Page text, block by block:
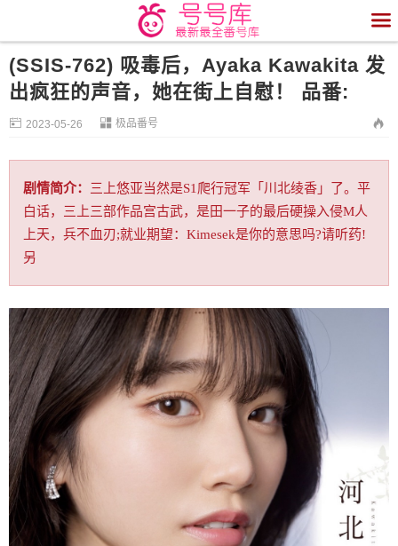

(SSIS-762) 吸毒后，Ayaka Kawakita 发
出疯狂的声音，她在街上自慰！ 品番:
 2023-05-26  极品番号 
剧情简介： 三上悠亚当然是S1爬行冠军「川北绫香」了。平
白话，三上三部作品宫古武，是田一子的最后硬操入侵M人
上天，兵不血刃;就业期望：Kimesek是你的意思吗?请听药!
另